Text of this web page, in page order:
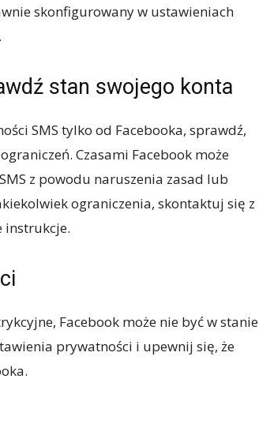
skonfigurowany w ustawieniach
stan swojego konta
SMS tylko od Facebooka, sprawdź,
Czasami Facebook może
z powodu naruszenia zasad lub
ograniczenia, skontaktuj się z
instrukcje.
Facebook może nie być w stanie
prywatności i upewnij się, że